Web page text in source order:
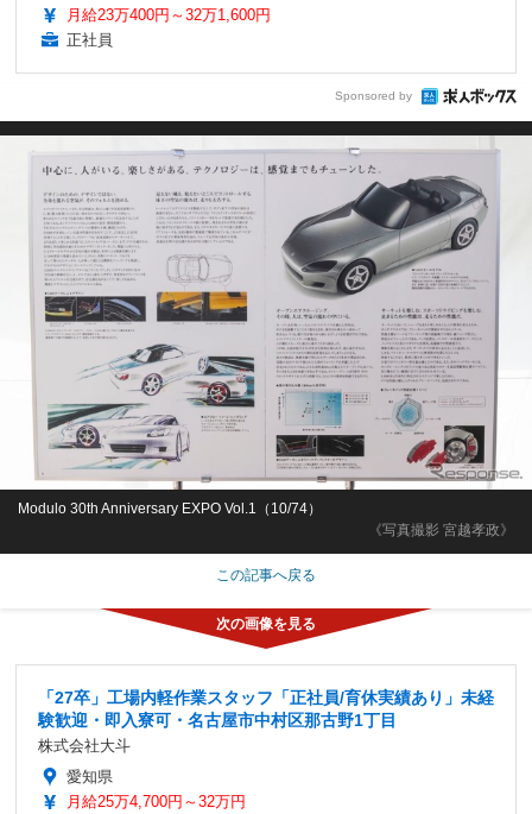
月給23万400円～32万1,600円
正社員
Sponsored by
《写真撮影 宮越孝政》
Modulo 30th Anniversary EXPO Vol.1（10/74）
この記事へ戻る
「27卒」工場内軽作業スタッフ「正社員/育休実績あり」未経
験歓迎・即入寮可・名古屋市中村区那古野1丁目
株式会社大斗
愛知県
月給25万4,700円～32万円